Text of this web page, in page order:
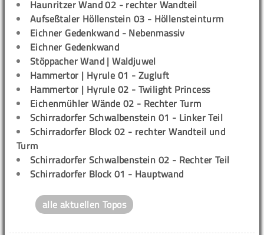
Haunritzer Wand 02 - rechter Wandteil
Aufseßtaler Höllenstein 03 - Höllensteinturm
Eichner Gedenkwand - Nebenmassiv
Eichner Gedenkwand
Stöppacher Wand | Waldjuwel
Hammertor | Hyrule 01 - Zugluft
Hammertor | Hyrule 02 - Twilight Princess
Eichenmühler Wände 02 - Rechter Turm
Schirradorfer Schwalbenstein 01 - Linker Teil
Schirradorfer Block 02 - rechter Wandteil und
Turm
Schirradorfer Schwalbenstein 02 - Rechter Teil
Schirradorfer Block 01 - Hauptwand
alle aktuellen Topos